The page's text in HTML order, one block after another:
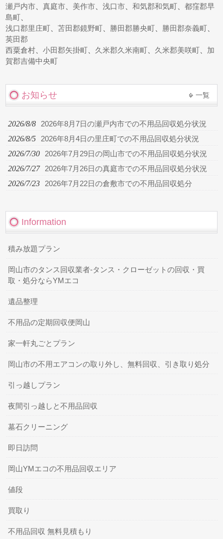
瀬戸内市 、真庭市 美作市 、浅口市 、和気郡和気町 、都窪郡早
島町
浅口郡里庄町 、苫田郡鏡野町 勝田郡勝央町 勝田郡奈義町
英田郡
西粟倉村 、小田郡矢掛町 久米郡久米南町 久米郡美咲町
加
賀郡吉備中央町
お知らせ 一覧
2026/8/8 2026年8月7日の瀬戸内市での不用品回収処分状況
2026/8/5 2026年8月4日の里庄町での不用品回収処分状況
2026/7/30 2026年7月29日の岡山市での不用品回収処分状況
2026/7/27 2026年7月26日の真庭市での不用品回収処分状況
2026/7/23 2026年7月22日の倉敷市での不用品回収処分
Information
積み放題プラン
岡山市のタンス回収業者-タンス・クローゼットの回収・買
取・処分ならYMエコ
遺品整理
不用品の定期回収便岡山
家一軒丸ごとプラン
岡山市の不用エアコンの取り外し、無料回収、引き取り処分
引っ越しプラン
夜間引っ越しと不用品回収
墓石クリーニング
即日訪問
岡山YMエコの不用品回収エリア
値段
買取り
不用品回収 無料見積もり